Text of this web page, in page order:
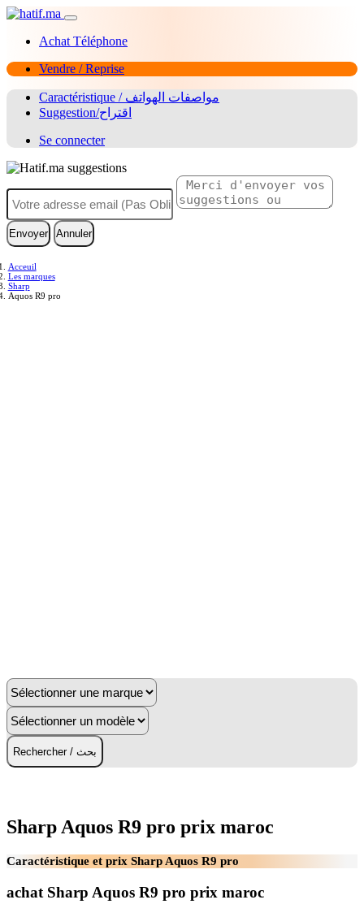
Achat Téléphone
Vendre / Reprise
Caractéristique / مواصفات الهواتف
Suggestion/اقتراح
Se connecter
Envoyer Annuler
Acceuil
Les marques
Sharp
Aquos R9 pro
Rechercher / بحث
Sharp Aquos R9 pro prix maroc
Caractéristique et prix Sharp Aquos R9 pro
achat Sharp Aquos R9 pro prix maroc